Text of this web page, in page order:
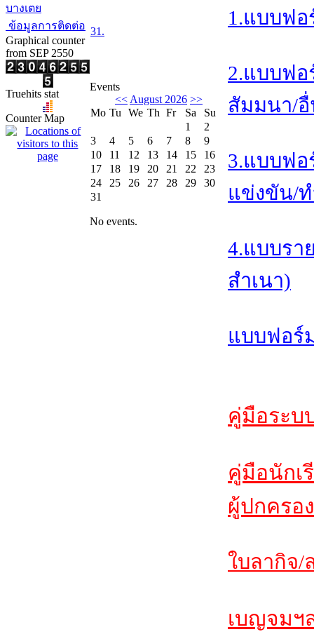
บางเตย
ข้อมูลการติดต่อ
Graphical counter
from SEP 2550
Truehits stat
Counter Map
31.
Events
<< August 2026 >>
Mo Tu We Th Fr Sa
Su
1
2
3
4 5 6 7 8
9
10
11 12 13 14 15
16
17
18 19 20 21 22
23
24
25 26 27 28 29
30
31
No events.
1.แบบฟ
2.แบบฟ
สัมมนา/
3.แบบฟอ
แข่งขัน/
4.แบบรา
สำเนา)
แบบฟอร์
คู่มือระบ
คู่มือนักเ
ผู้ปกครอ
ใบลากิจ/
เบญจมฯ